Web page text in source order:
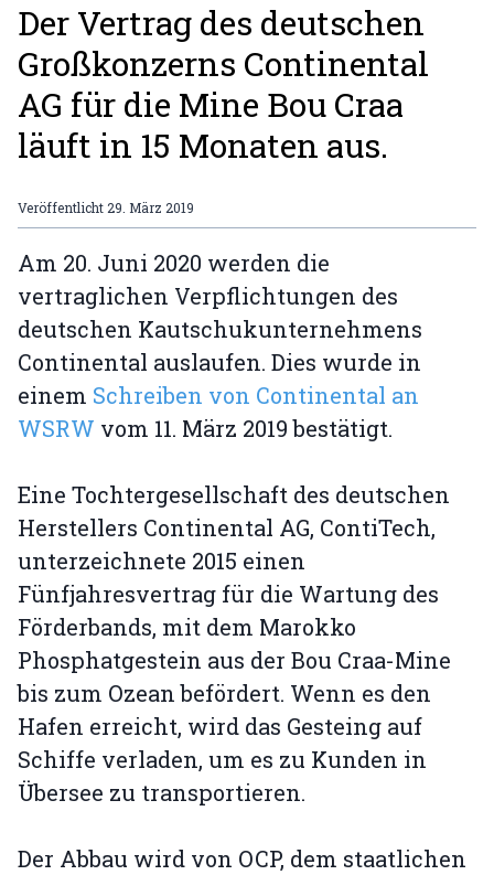
Der Vertrag des deutschen
Großkonzerns Continental
AG für die Mine Bou Craa
läuft in 15 Monaten aus.
Veröffentlicht29. März 2019
Am 20. Juni 2020 werden die
vertraglichen Verpflichtungen des
deutschen Kautschukunternehmens
Continental auslaufen. Dies wurde in
einem Schreiben von Continental an
WSRW vom 11. März 2019 bestätigt.
Eine Tochtergesellschaft des deutschen
Herstellers Continental AG, ContiTech,
unterzeichnete 2015 einen
Fünfjahresvertrag für die Wartung des
Förderbands, mit dem Marokko
Phosphatgestein aus der Bou Craa-Mine
bis zum Ozean befördert. Wenn es den
Hafen erreicht, wird das Gesteing auf
Schiffe verladen, um es zu Kunden in
Übersee zu transportieren.
Der Abbau wird von OCP, dem staatlichen